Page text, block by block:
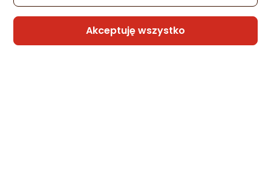
Akceptuję wszystko